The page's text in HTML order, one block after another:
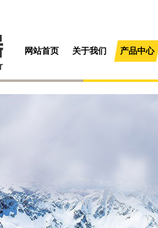
网站首页 关于我们 产品中心